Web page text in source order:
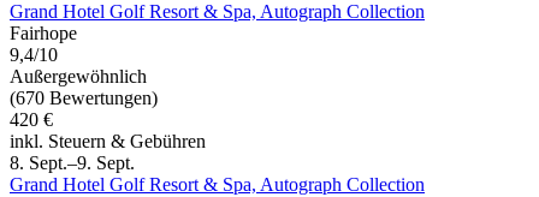
Grand Hotel Golf Resort & Spa, Autograph Collection
Fairhope
9,4/10
Außergewöhnlich
(670 Bewertungen)
420 €
inkl. Steuern & Gebühren
8. Sept.–9. Sept.
Grand Hotel Golf Resort & Spa, Autograph Collection